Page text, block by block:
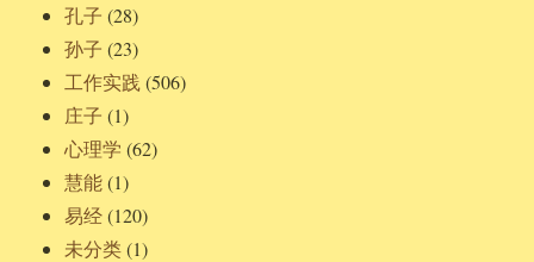
孔子 (28)
孙子 (23)
工作实践 (506)
庄子 (1)
心理学 (62)
慧能(1)
易经(120)
未分类(1)